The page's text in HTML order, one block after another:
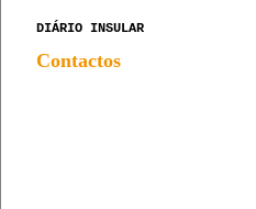
DIÁRIO INSULAR
Contactos